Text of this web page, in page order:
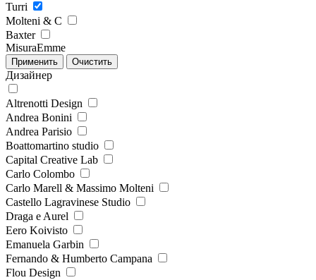
Turri
Molteni & C
Baxter
MisuraEmme
Дизайнер
Altrenotti Design
Andrea Bonini
Andrea Parisio
Boattomartino studio
Capital Creative Lab
Carlo Colombo
Carlo Marell & Massimo Molteni
Castello Lagravinese Studio
Draga e Aurel
Eero Koivisto
Emanuela Garbin
Fernando & Humberto Campana
Flou Design